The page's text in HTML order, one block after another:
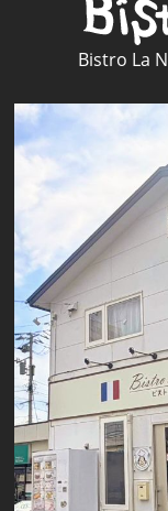
Bistro La